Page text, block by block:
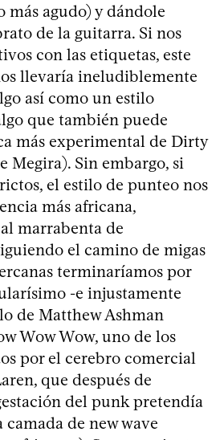
más agudo) y dándole
de la guitarra. Si nos
con las etiquetas, este
llevaría ineludiblemente
así como un estilo
que también puede
más experimental de Dirty
Megira). Sin embargo, si
el estilo de punteo nos
más africana,
marrabenta de
el camino de migas
terminaríamos por
-e injustamente
de Matthew Ashman
Wow Wow, uno de los
por el cerebro comercial
que después de
del punk pretendía
de new wave